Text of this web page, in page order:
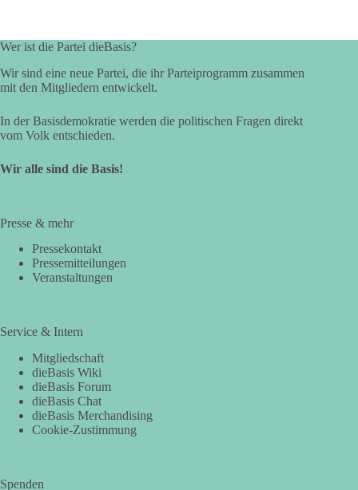
Wer ist die Partei dieBasis?
Wir sind eine neue Partei, die ihr Parteiprogramm zusammen
mit den Mitgliedern entwickelt.
In der Basisdemokratie werden die politischen Fragen direkt
vom Volk entschieden.
Wir alle sind die Basis!
Presse & mehr
Pressekontakt
Pressemitteilungen
Veranstaltungen
Service & Intern
Mitgliedschaft
dieBasis Wiki
dieBasis Forum
dieBasis Chat
dieBasis Merchandising
Cookie-Zustimmung
Spenden